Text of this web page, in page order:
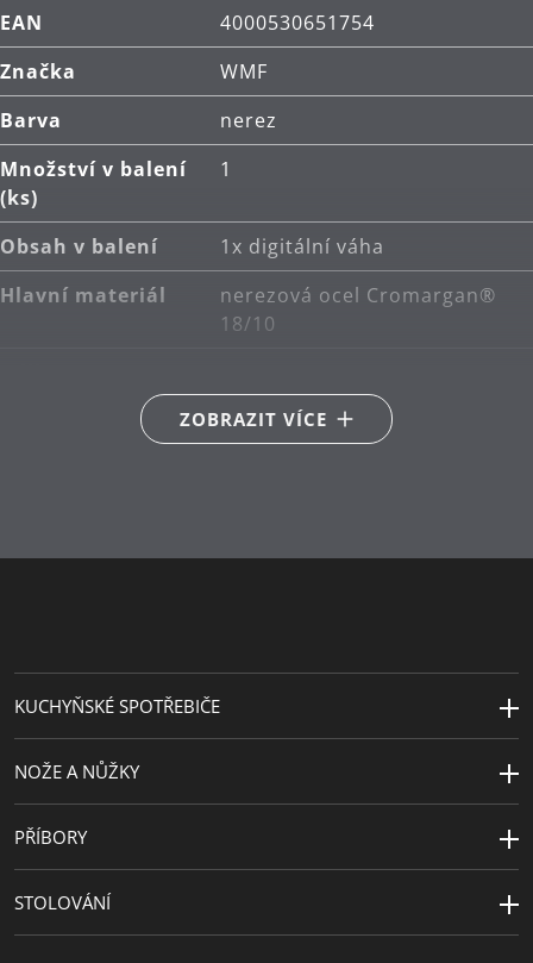
EAN
4000530651754
Značka
WMF
Barva
nerez
Množství v balení
(ks)
1
Obsah v balení
1x digitální váha
Hlavní materiál
nerezová ocel Cromargan®
18/10
1
ZOBRAZIT VÍCE
KUCHYŇSKÉ SPOTŘEBIČE
NOŽE A NŮŽKY
PŘÍBORY
STOLOVÁNÍ